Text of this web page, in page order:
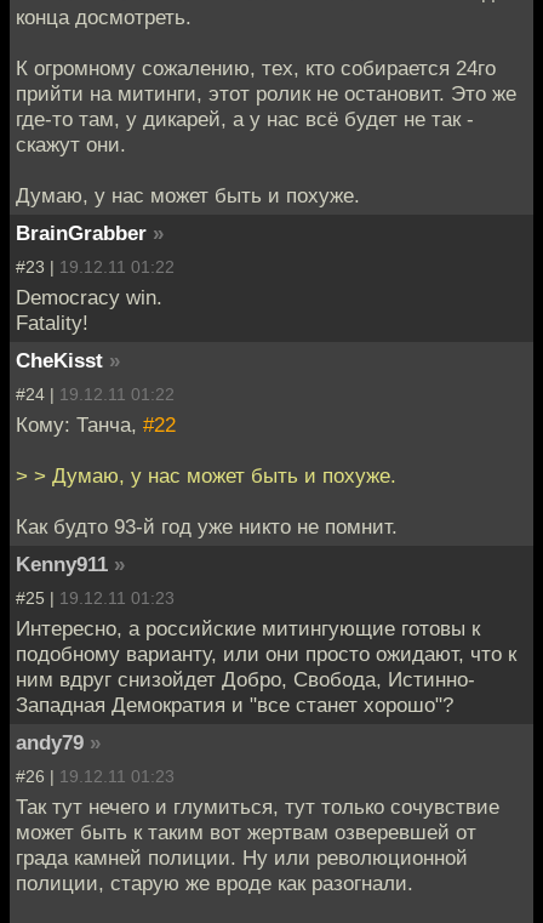
конца досмотреть.
К огромному сожалению, тех, кто собирается 24го
прийти на митинги, этот ролик не остановит. Это же
где-то там, у дикарей, а у нас всё будет не так -
скажут они.
Думаю, у нас может быть и похуже.
BrainGrabber »
#23 | 19.12.11 01:22
Democracy win.
Fatality!
CheKisst »
#24 | 19.12.11 01:22
Кому: Танча, #22
> > Думаю, у нас может быть и похуже.
Как будто 93-й год уже никто не помнит.
Kenny911 »
#25 | 19.12.11 01:23
Интересно, а российские митингующие готовы к
подобному варианту, или они просто ожидают, что к
ним вдруг снизойдет Добро, Свобода, Истинно-
Западная Демократия и "все станет хорошо"?
andy79 »
#26 | 19.12.11 01:23
Так тут нечего и глумиться, тут только сочувствие
может быть к таким вот жертвам озверевшей от
града камней полиции. Ну или революционной
полиции, старую же вроде как разогнали.